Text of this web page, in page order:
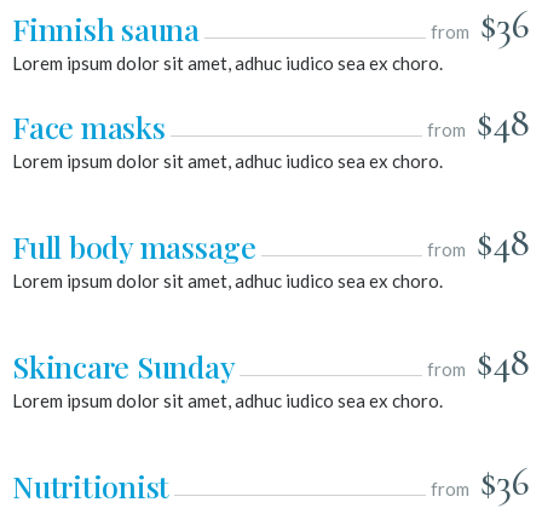
Finnish sauna from $36
Lorem ipsum dolor sit amet, adhuc iudico sea ex choro.
Face masks from $48
Lorem ipsum dolor sit amet, adhuc iudico sea ex choro.
Full body massage from $48
Lorem ipsum dolor sit amet, adhuc iudico sea ex choro.
Skincare Sunday from $48
Lorem ipsum dolor sit amet, adhuc iudico sea ex choro.
Nutritionist from $36